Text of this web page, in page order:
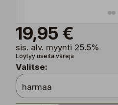
19,95 €
sis. alv. myynti 25.5%
Löytyy useita värejä
Valitse: